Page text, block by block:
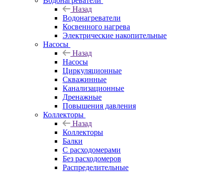
Назад
Водонагреватели
Косвенного нагрева
Электрические накопительные
Насосы
Назад
Насосы
Циркуляционные
Скважинные
Канализационные
Дренажные
Повышения давления
Коллекторы
Назад
Коллекторы
Балки
С расходомерами
Без расходомеров
Распределительные